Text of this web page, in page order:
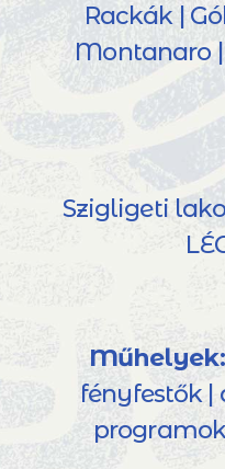
Rackák |
Montanaro |
Szigligeti
Műhelyek:
fényfestők |